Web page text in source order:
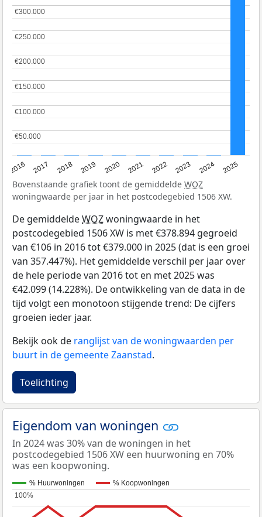
2016 2017 2018 2019 2020 2021 2022 2023 2024 2025
€50.000
€50.000
€100.000
€100.000
€150.000
€150.000
€200.000
€200.000
€250.000
€250.000
€300.000
€300.000
Bovenstaande grafiek toont de gemiddelde WOZ
woningwaarde per jaar in het postcodegebied 1506 XW.
De gemiddeldeWOZwoningwaarde in het
postcodegebied 1506 XW is met €378.894 gegroeid
van €106 in 2016 tot €379.000 in 2025 (dat is een groei
van 357.447%). Het gemiddelde verschil per jaar over
de hele periode van 2016 tot en met 2025 was
€42.099 (14.228%). De ontwikkeling van de data in de
tijd volgt een monotoon stijgende trend: De cijfers
groeien ieder jaar.
Bekijk ook de ranglijst van de woningwaarden per
buurt in de gemeente Zaanstad.
Toelichting
Eigendom van woningen
In 2024 was 30% van de woningen in het
postcodegebied 1506 XW een huurwoning en 70%
was een koopwoning.
% Huurwoningen
% Koopwoningen
100%
100%